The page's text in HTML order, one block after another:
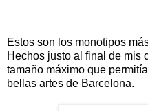
Estos son los monotipos
Hechos justo al final de mis
tamaño máximo que
bellas artes de Barcelona.